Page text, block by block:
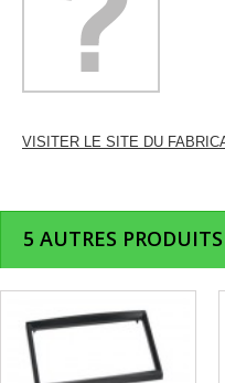
VISITER LE SITE DU
5 AUTRES